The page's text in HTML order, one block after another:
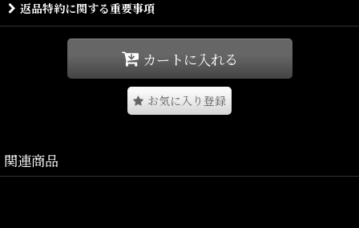
耐久性に優れた12オンスのコットンキャンバス素材を使用し、
トートバッグ。
シンプルながら存在感のあるフロントグラフィックがコーディネー
しっかりとしたマチを備え、荷物をたっぷり収納できる実用性も魅
力。
返品特約に関する重要事項
カートに入れる
お気に入り登録
関連商品